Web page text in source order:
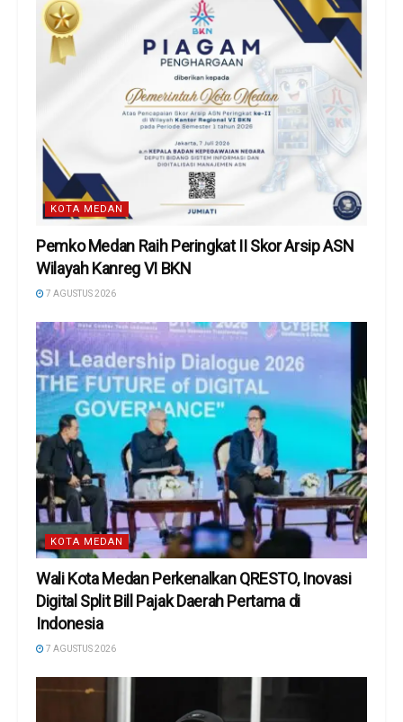
KOTA MEDAN
Pemko Medan Raih Peringkat II Skor Arsip ASN
Wilayah Kanreg VI BKN
7 AGUSTUS 2026
KOTA MEDAN
Wali Kota Medan Perkenalkan QRESTO, Inovasi
Digital Split Bill Pajak Daerah Pertama di
Indonesia
7 AGUSTUS 2026